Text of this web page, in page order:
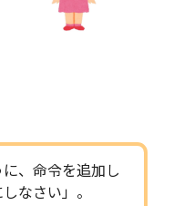
、命令を追加し
なさい」。